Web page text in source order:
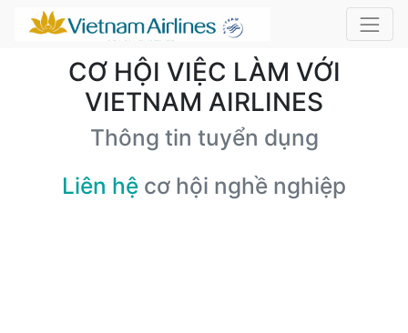
CƠ HỘI VIỆC LÀM VỚI
VIETNAM AIRLINES
Thông tin tuyển dụng
Liên hệ cơ hội nghề nghiệp